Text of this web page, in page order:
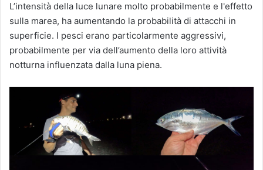
L’intensità della luce lunare molto probabilmente e l'effetto
sulla marea, ha aumentando la probabilità di attacchi in
superficie. I pesci erano particolarmente aggressivi,
probabilmente per via dell’aumento della loro attività
notturna influenzata dalla luna piena.